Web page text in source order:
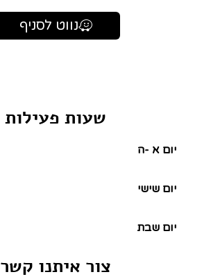
נווט לסניף
שעות פעילות
יום א -ה
יום שישי
יום שבת
צור איתנו קשר